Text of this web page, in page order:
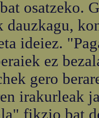
osatzeko.
dauzkagu,
ideiez.
ez
gero
irakurleak
fikzio bat